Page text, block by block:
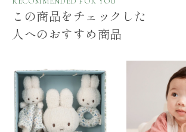
この商品をチェックした
人へのおすすめ商品